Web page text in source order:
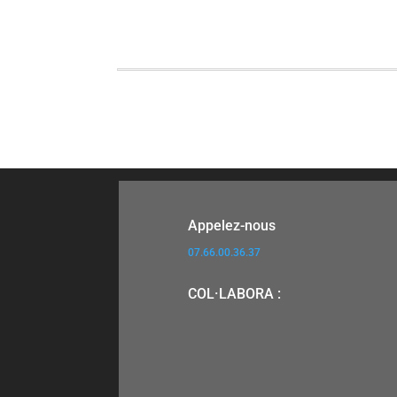
Appelez-nous
07.66.00.36.37
COL·LABORA :